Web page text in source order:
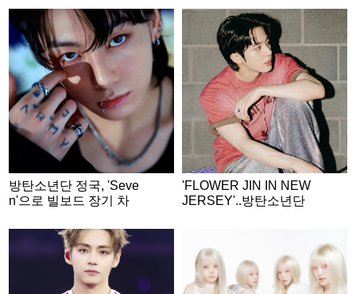
[종합]
L인터뷰]
방탄소년단 정국, 'Seve
n'으로 빌보드 장기 차
9주 진입 성공 '亞최초·
최장 기록 경신'
'FLOWER JIN IN NEW
JERSEY'..방탄소년단
섬 환상 라이브